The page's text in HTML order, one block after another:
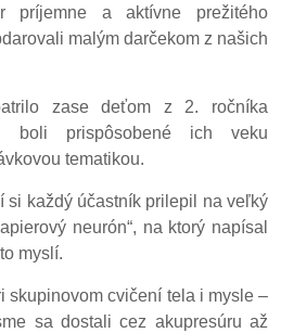
príjemne a aktívne prežitého
malým darčekom z našich
zase deťom z 2. ročníka
boli prispôsobené ich veku
tematikou.
si každý účastník prilepil na veľký
neurón“, na ktorý napísal
myslí.
skupinovom cvičení tela i mysle –
sa dostali cez akupresúru až